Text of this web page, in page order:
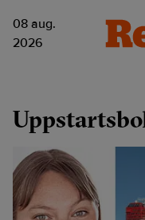
08 aug.
2026